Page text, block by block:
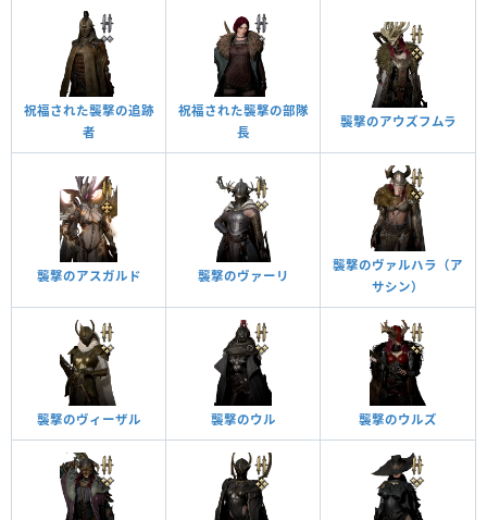
祝福された襲撃の追跡
者
祝福された襲撃の部隊
長
襲撃のアウズフムラ
襲撃のアスガルド 襲撃のヴァーリ
襲撃のヴァルハラ（ア
サシン）
襲撃のヴィーザル 襲撃のウル 襲撃のウルズ